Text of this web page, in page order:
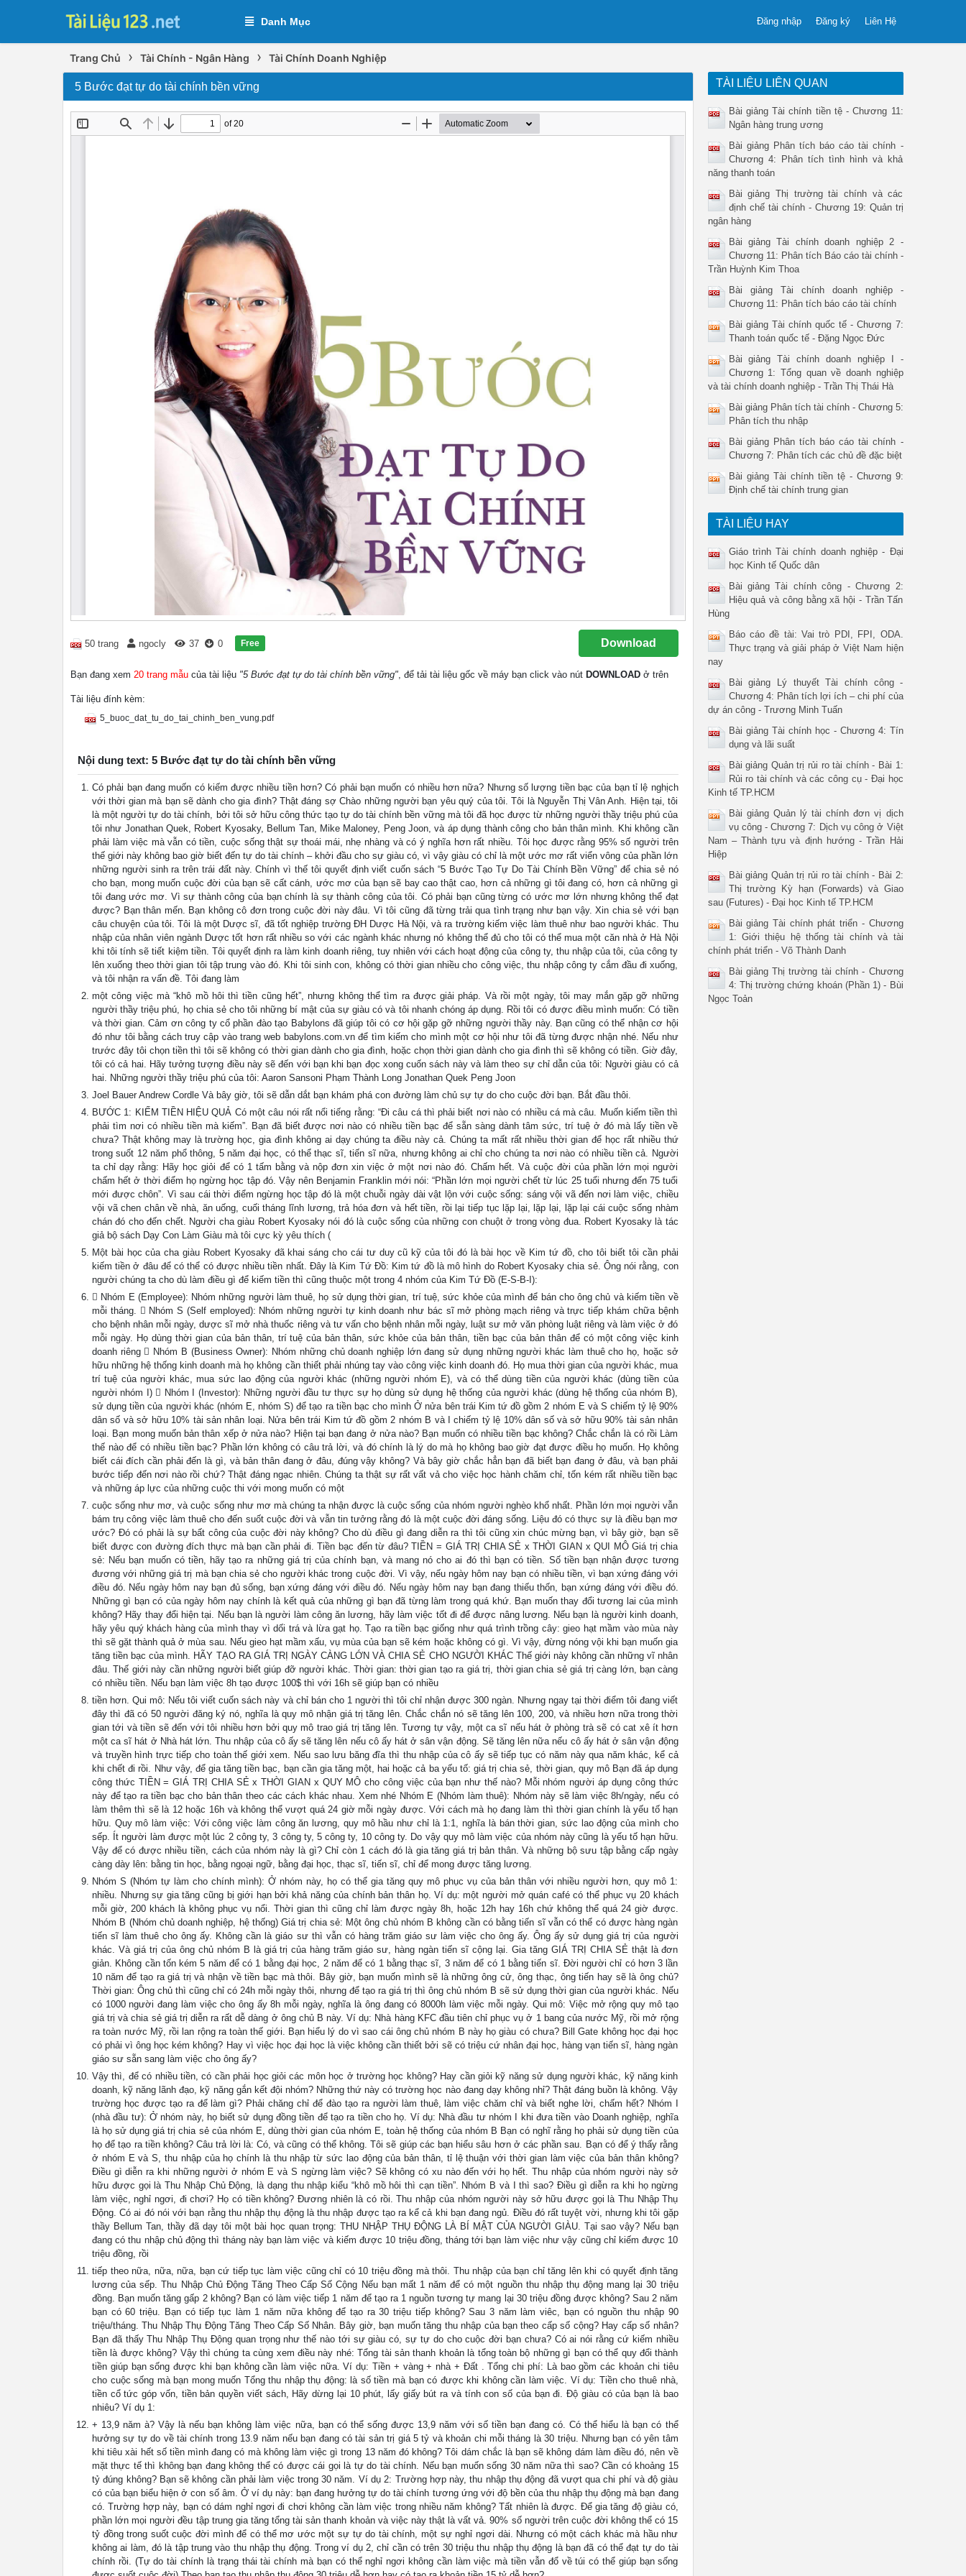
Danh Mục Liên Hệ
Đăng ký
Đăng nhập
Trang Chủ › Tài Chính - Ngân Hàng › Tài Chính Doanh Nghiệp
5 Bước đạt tự do tài chính bền vững
50 trang ngocly 37 0 Free Download
Bạn đang xem 20 trang mẫu của tài liệu "5 Bước đạt tự do tài chính bền vững", để tải tài liệu gốc về máy bạn click vào nút DOWNLOAD ở trên
Tài liệu đính kèm:
5_buoc_dat_tu_do_tai_chinh_ben_vung.pdf
Nội dung text: 5 Bước đạt tự do tài chính bền vững
Có phải bạn đang muốn có kiếm được nhiều tiền hơn? Có phải bạn muốn có nhiều hơn nữa? Nhưng số lượng tiền bạc của bạn tỉ lệ nghịch
với thời gian mà bạn sẽ dành cho gia đình? Thật đáng sợ Chào những người bạn yêu quý của tôi. Tôi là Nguyễn Thị Vân Anh. Hiện tại, tôi
là một người tự do tài chính, bởi tôi sở hữu công thức tạo tự do tài chính bền vững mà tôi đã học được từ những người thầy triệu phú của
tôi như Jonathan Quek, Robert Kyosaky, Bellum Tan, Mike Maloney, Peng Joon, và áp dụng thành công cho bản thân mình. Khi không cần
phải làm việc mà vẫn có tiền, cuộc sống thật sự thoái mái, nhẹ nhàng và có ý nghĩa hơn rất nhiều. Tôi học được rằng 95% số người trên
thế giới này không bao giờ biết đến tự do tài chính – khởi đầu cho sự giàu có, vì vậy giàu có chỉ là một ước mơ rất viển vông của phần lớn
những người sinh ra trên trái đất này. Chính vì thế tôi quyết định viết cuốn sách “5 Bước Tạo Tự Do Tài Chính Bền Vững” để chia sẻ nó
cho bạn, mong muốn cuộc đời của bạn sẽ cất cánh, ước mơ của bạn sẽ bay cao thật cao, hơn cả những gì tôi đang có, hơn cả những gì
tôi đang ước mơ. Vì sự thành công của bạn chính là sự thành công của tôi. Có phải bạn cũng từng có ước mơ lớn nhưng không thể đạt
được? Bạn thân mến. Bạn không cô đơn trong cuộc đời này đâu. Vì tôi cũng đã từng trải qua tình trạng như bạn vậy. Xin chia sẻ với bạn
câu chuyện của tôi. Tôi là một Dược sĩ, đã tốt nghiệp trường ĐH Dược Hà Nội, và ra trường kiếm việc làm thuê như bao người khác. Thu
nhập của nhân viên ngành Dược tốt hơn rất nhiều so với các ngành khác nhưng nó không thể đủ cho tôi có thể mua một căn nhà ở Hà Nội
khi tôi tính sẽ tiết kiệm tiền. Tôi quyết định ra làm kinh doanh riêng, tuy nhiên với cách hoạt động của công ty, thu nhập của tôi, của công ty
lên xuống theo thời gian tôi tập trung vào đó. Khi tôi sinh con, không có thời gian nhiều cho công việc, thu nhập công ty cắm đầu đi xuống,
và tôi nhận ra vấn đề. Tôi đang làm
một công việc mà “khô mồ hôi thì tiền cũng hết”, nhưng không thể tìm ra được giải pháp. Và rồi một ngày, tôi may mắn gặp gỡ những
người thầy triệu phú, họ chia sẻ cho tôi những bí mật của sự giàu có và tôi nhanh chóng áp dụng. Rồi tôi có được điều mình muốn: Có tiền
và thời gian. Cảm ơn công ty cổ phần đào tạo Babylons đã giúp tôi có cơ hội gặp gỡ những người thầy này. Bạn cũng có thể nhận cơ hội
đó như tôi bằng cách truy cập vào trang web babylons.com.vn để tìm kiếm cho mình một cơ hội như tôi đã từng được nhận nhé. Nếu như
trước đây tôi chọn tiền thì tôi sẽ không có thời gian dành cho gia đình, hoặc chọn thời gian dành cho gia đình thì sẽ không có tiền. Giờ đây,
tôi có cả hai. Hãy tưởng tượng điều này sẽ đến với bạn khi bạn đọc xong cuốn sách này và làm theo sự chỉ dẫn của tôi: Người giàu có cả
hai. Những người thầy triệu phú của tôi: Aaron Sansoni Phạm Thành Long Jonathan Quek Peng Joon
Joel Bauer Andrew Cordle Và bây giờ, tôi sẽ dẫn dắt bạn khám phá con đường làm chủ sự tự do cho cuộc đời bạn. Bắt đầu thôi.
BƯỚC 1: KIẾM TIỀN HIỆU QUẢ Có một câu nói rất nổi tiếng rằng: “Đi câu cá thì phải biết nơi nào có nhiều cá mà câu. Muốn kiếm tiền thì
phải tìm nơi có nhiều tiền mà kiếm”. Bạn đã biết được nơi nào có nhiều tiền bạc để sẵn sàng dành tâm sức, trí tuệ ở đó mà lấy tiền về
chưa? Thật không may là trường học, gia đình không ai dạy chúng ta điều này cả. Chúng ta mất rất nhiều thời gian để học rất nhiều thứ
trong suốt 12 năm phổ thông, 5 năm đại học, có thể thạc sĩ, tiến sĩ nữa, nhưng không ai chỉ cho chúng ta nơi nào có nhiều tiền cả. Người
ta chỉ dạy rằng: Hãy học giỏi để có 1 tấm bằng và nộp đơn xin việc ở một nơi nào đó. Chấm hết. Và cuộc đời của phần lớn mọi người
chấm hết ở thời điểm họ ngừng học tập đó. Vậy nên Benjamin Franklin mới nói: “Phần lớn mọi người chết từ lúc 25 tuổi nhưng đến 75 tuổi
mới được chôn”. Vì sau cái thời điểm ngừng học tập đó là một chuỗi ngày dài vật lộn với cuộc sống: sáng vội vã đến nơi làm việc, chiều
vội vã chen chân về nhà, ăn uống, cuối tháng lĩnh lương, trả hóa đơn và hết tiền, rồi lại tiếp tục lặp lại, lặp lại, lặp lại cái cuộc sống nhàm
chán đó cho đến chết. Người cha giàu Robert Kyosaky nói đó là cuộc sống của những con chuột ở trong vòng đua. Robert Kyosaky là tác
giả bộ sách Dạy Con Làm Giàu mà tôi cực kỳ yêu thích (
Một bài học của cha giàu Robert Kyosaky đã khai sáng cho cái tư duy cũ kỹ của tôi đó là bài học về Kim tứ đồ, cho tôi biết tôi cần phải
kiếm tiền ở đâu để có thể có được nhiều tiền nhất. Đây là Kim Tứ Đồ: Kim tứ đồ là mô hình do Robert Kyosaky chia sẻ. Ông nói rằng, con
người chúng ta cho dù làm điều gì để kiếm tiền thì cũng thuộc một trong 4 nhóm của Kim Tứ Đồ (E-S-B-I):
 Nhóm E (Employee): Nhóm những người làm thuê, họ sử dụng thời gian, trí tuệ, sức khỏe của mình để bán cho ông chủ và kiếm tiền về
mỗi tháng.  Nhóm S (Self employed): Nhóm những người tự kinh doanh như bác sĩ mở phòng mạch riêng và trực tiếp khám chữa bệnh
cho bệnh nhân mỗi ngày, dược sĩ mở nhà thuốc riêng và tư vấn cho bệnh nhân mỗi ngày, luật sư mở văn phòng luật riêng và làm việc ở đó
mỗi ngày. Họ dùng thời gian của bản thân, trí tuệ của bản thân, sức khỏe của bản thân, tiền bạc của bản thân để có một công việc kinh
doanh riêng  Nhóm B (Business Owner): Nhóm những chủ doanh nghiệp lớn đang sử dụng những người khác làm thuê cho họ, hoặc sở
hữu những hệ thống kinh doanh mà họ không cần thiết phải nhúng tay vào công việc kinh doanh đó. Họ mua thời gian của người khác, mua
trí tuệ của người khác, mua sức lao động của người khác (những người nhóm E), và có thể dùng tiền của người khác (dùng tiền của
người nhóm I)  Nhóm I (Investor): Những người đầu tư thực sự họ dùng sử dụng hệ thống của người khác (dùng hệ thống của nhóm B),
sử dụng tiền của người khác (nhóm E, nhóm S) để tạo ra tiền bạc cho mình Ở nửa bên trái Kim tứ đồ gồm 2 nhóm E và S chiếm tỷ lệ 90%
dân số và sở hữu 10% tài sản nhân loại. Nửa bên trái Kim tứ đồ gồm 2 nhóm B và I chiếm tỷ lệ 10% dân số và sở hữu 90% tài sản nhân
loại. Bạn mong muốn bản thân xếp ở nửa nào? Hiện tại bạn đang ở nửa nào? Bạn muốn có nhiều tiền bạc không? Chắc chắn là có rồi Làm
thế nào để có nhiều tiền bạc? Phần lớn không có câu trả lời, và đó chính là lý do mà họ không bao giờ đạt được điều họ muốn. Họ không
biết cái đích cần phải đến là gì, và bản thân đang ở đâu, đúng vậy không? Và bây giờ chắc hẳn bạn đã biết bạn đang ở đâu, và bạn phải
bước tiếp đến nơi nào rồi chứ? Thật đáng ngạc nhiên. Chúng ta thật sự rất vất vả cho việc học hành chăm chỉ, tốn kém rất nhiều tiền bạc
và những áp lực của những cuộc thi với mong muốn có một
cuộc sống như mơ, và cuộc sống như mơ mà chúng ta nhận được là cuộc sống của nhóm người nghèo khổ nhất. Phần lớn mọi người vẫn
bám trụ công việc làm thuê cho đến suốt cuộc đời và vẫn tin tưởng rằng đó là một cuộc đời đáng sống. Liệu đó có thực sự là điều bạn mơ
ước? Đó có phải là sự bất công của cuộc đời này không? Cho dù điều gì đang diễn ra thì tôi cũng xin chúc mừng bạn, vì bây giờ, bạn sẽ
biết được con đường đích thực mà bạn cần phải đi. Tiền bạc đến từ đâu? TIỀN = GIÁ TRỊ CHIA SẺ x THỜI GIAN x QUI MÔ Giá trị chia
sẻ: Nếu bạn muốn có tiền, hãy tạo ra những giá trị của chính bạn, và mang nó cho ai đó thì bạn có tiền. Số tiền bạn nhận được tương
đương với những giá trị mà bạn chia sẻ cho người khác trong cuộc đời. Vì vậy, nếu ngày hôm nay bạn có nhiều tiền, vì bạn xứng đáng với
điều đó. Nếu ngày hôm nay bạn đủ sống, bạn xứng đáng với điều đó. Nếu ngày hôm nay bạn đang thiếu thốn, bạn xứng đáng với điều đó.
Những gì bạn có của ngày hôm nay chính là kết quả của những gì bạn đã từng làm trong quá khứ. Bạn muốn thay đổi tương lai của mình
không? Hãy thay đổi hiện tại. Nếu bạn là người làm công ăn lương, hãy làm việc tốt đi để được nâng lương. Nếu bạn là người kinh doanh,
hãy yêu quý khách hàng của mình thay vì dối trá và lừa gạt họ. Tạo ra tiền bạc giống như quá trình trồng cây: gieo hạt mầm vào mùa này
thì sẽ gặt thành quả ở mùa sau. Nếu gieo hạt mầm xấu, vụ mùa của bạn sẽ kém hoặc không có gì. Vì vậy, đừng nóng vội khi bạn muốn gia
tăng tiền bạc của mình. HÃY TẠO RA GIÁ TRỊ NGÀY CÀNG LỚN VÀ CHIA SẺ CHO NGƯỜI KHÁC Thế giới này không cần những vĩ nhân
đâu. Thế giới này cần những người biết giúp đỡ người khác. Thời gian: thời gian tạo ra giá trị, thời gian chia sẻ giá trị càng lớn, bạn càng
có nhiều tiền. Nếu bạn làm việc 8h tạo được 100$ thì với 16h sẽ giúp bạn có nhiều
tiền hơn. Qui mô: Nếu tôi viết cuốn sách này và chỉ bán cho 1 người thì tôi chỉ nhận được 300 ngàn. Nhưng ngay tại thời điểm tôi đang viết
đây thì đã có 50 người đăng ký nó, nghĩa là quy mô nhận giá trị tăng lên. Chắc chắn nó sẽ tăng lên 100, 200, và nhiều hơn nữa trong thời
gian tới và tiền sẽ đến với tôi nhiều hơn bởi quy mô trao giá trị tăng lên. Tương tự vậy, một ca sĩ nếu hát ở phòng trà sẽ có cat xê ít hơn
một ca sĩ hát ở Nhà hát lớn. Thu nhập của cô ấy sẽ tăng lên nếu cô ấy hát ở sân vận động. Sẽ tăng lên nữa nếu cô ấy hát ở sân vận động
và truyền hình trực tiếp cho toàn thế giới xem. Nếu sao lưu băng đĩa thì thu nhập của cô ấy sẽ tiếp tục có năm này qua năm khác, kể cả
khi chết đi rồi. Như vậy, để gia tăng tiền bạc, bạn cần gia tăng một, hai hoặc cả ba yếu tố: giá trị chia sẻ, thời gian, quy mô Bạn đã áp dụng
công thức TIỀN = GIÁ TRỊ CHIA SẺ x THỜI GIAN x QUY MÔ cho công việc của bạn như thế nào? Mỗi nhóm người áp dụng công thức
này để tạo ra tiền bạc cho bản thân theo các cách khác nhau. Xem nhé Nhóm E (Nhóm làm thuê): Nhóm này sẽ làm việc 8h/ngày, nếu có
làm thêm thì sẽ là 12 hoặc 16h và không thể vượt quá 24 giờ mỗi ngày được. Với cách mà họ đang làm thì thời gian chính là yếu tố hạn
hữu. Quy mô làm việc: Với công việc làm công ăn lương, quy mô hầu như chỉ là 1:1, nghĩa là bán thời gian, sức lao động của mình cho
sếp. Ít người làm được một lúc 2 công ty, 3 công ty, 5 công ty, 10 công ty. Do vậy quy mô làm việc của nhóm này cũng là yếu tố hạn hữu.
Vậy để có được nhiều tiền, cách của nhóm này là gì? Chỉ còn 1 cách đó là gia tăng giá trị bản thân. Và những bộ sưu tập bằng cấp ngày
càng dày lên: bằng tin học, bằng ngoại ngữ, bằng đại học, thạc sĩ, tiến sĩ, chỉ để mong được tăng lương.
Nhóm S (Nhóm tự làm cho chính mình): Ở nhóm này, họ có thể gia tăng quy mô phục vụ của bản thân với nhiều người hơn, quy mô 1:
nhiều. Nhưng sự gia tăng cũng bị giới hạn bởi khả năng của chính bản thân họ. Ví dụ: một người mở quán café có thể phục vụ 20 khách
mỗi giờ, 200 khách là không phục vụ nổi. Thời gian thì cũng chỉ làm được ngày 8h, hoặc 12h hay 16h chứ không thể quá 24 giờ được.
Nhóm B (Nhóm chủ doanh nghiệp, hệ thống) Giá trị chia sẻ: Một ông chủ nhóm B không cần có bằng tiến sĩ vẫn có thể có được hàng ngàn
tiến sĩ làm thuê cho ông ấy. Không cần là giáo sư thì vẫn có hàng trăm giáo sư làm việc cho ông ấy. Ông ấy sử dụng giá trị của người
khác. Và giá trị của ông chủ nhóm B là giá trị của hàng trăm giáo sư, hàng ngàn tiến sĩ cộng lại. Gia tăng GIÁ TRỊ CHIA SẺ thật là đơn
giản. Không cần tốn kém 5 năm để có 1 bằng đại học, 2 năm để có 1 bằng thạc sĩ, 3 năm để có 1 bằng tiến sĩ. Đời người chỉ có hơn 3 lần
10 năm để tạo ra giá trị và nhận về tiền bạc mà thôi. Bây giờ, bạn muốn mình sẽ là những ông cử, ông thạc, ông tiến hay sẽ là ông chủ?
Thời gian: Ông chủ thì cũng chỉ có 24h mỗi ngày thôi, nhưng để tạo ra giá trị thì ông chủ nhóm B sẽ sử dụng thời gian của người khác. Nếu
có 1000 người đang làm việc cho ông ấy 8h mỗi ngày, nghĩa là ông đang có 8000h làm việc mỗi ngày. Qui mô: Việc mở rộng quy mô tạo
giá trị và chia sẻ giá trị diễn ra rất dễ dàng ở ông chủ B này. Ví dụ: Nhà hàng KFC đầu tiên chỉ phục vụ ở 1 bang của nước Mỹ, rồi mở rộng
ra toàn nước Mỹ, rồi lan rộng ra toàn thế giới. Bạn hiểu lý do vì sao cái ông chủ nhóm B này họ giàu có chưa? Bill Gate không học đại học
có phải vì ông học kém không? Hay vì việc học đại học là việc không cần thiết bởi sẽ có triệu cứ nhân đại học, hàng vạn tiến sĩ, hàng ngàn
giáo sư sẵn sang làm việc cho ông ấy?
Vậy thì, để có nhiều tiền, có cần phải học giỏi các môn học ở trường học không? Hay cần giỏi kỹ năng sử dụng người khác, kỹ năng kinh
doanh, kỹ năng lãnh đạo, kỹ năng gắn kết đội nhóm? Những thứ này có trường học nào đang dạy không nhỉ? Thật đáng buồn là không. Vậy
trường học được tạo ra để làm gì? Phải chăng chỉ để đào tạo ra người làm thuê, làm việc chăm chỉ và biết nghe lời, chấm hết? Nhóm I
(nhà đầu tư): Ở nhóm này, họ biết sử dụng đồng tiền để tạo ra tiền cho họ. Ví dụ: Nhà đầu tư nhóm I khi đưa tiền vào Doanh nghiệp, nghĩa
là họ sử dụng giá trị chia sẻ của nhóm E, dùng thời gian của nhóm E, toàn hệ thống của nhóm B Bạn có nghĩ rằng họ phải sử dụng tiền của
họ để tạo ra tiền không? Câu trả lời là: Có, và cũng có thể không. Tôi sẽ giúp các bạn hiểu sâu hơn ở các phần sau. Bạn có để ý thấy rằng
ở nhóm E và S, thu nhập của họ chính là thu nhập từ sức lao động của bản thân, tỉ lệ thuận với thời gian làm việc của bản thân không?
Điều gì diễn ra khi những người ở nhóm E và S ngừng làm việc? Sẽ không có xu nào đến với họ hết. Thu nhập của nhóm người này sở
hữu được gọi là Thu Nhập Chủ Động, là dạng thu nhập kiểu “khô mồ hôi thì cạn tiền”. Nhóm B và I thì sao? Điều gì diễn ra khi họ ngừng
làm việc, nghỉ ngơi, đi chơi? Họ có tiền không? Đương nhiên là có rồi. Thu nhập của nhóm người này sở hữu được gọi là Thu Nhập Thụ
Động. Có ai đó nói với bạn rằng thu nhập thụ động là thu nhập được tạo ra kể cả khi bạn đang ngủ. Điều đó rất tuyệt vời, nhưng khi tôi gặp
thầy Bellum Tan, thầy đã dạy tôi một bài học quan trọng: THU NHẬP THỤ ĐỘNG LÀ BÍ MẬT CỦA NGƯỜI GIÀU. Tại sao vậy? Nếu bạn
đang có thu nhập chủ động thì tháng này bạn làm việc và kiếm được 10 triệu đồng, tháng tới bạn làm việc như vậy cũng chỉ kiếm được 10
triệu đồng, rồi
tiếp theo nữa, nữa, nữa, bạn cứ tiếp tục làm việc cũng chỉ có 10 triệu đồng mà thôi. Thu nhập của bạn chỉ tăng lên khi có quyết định tăng
lương của sếp. Thu Nhập Chủ Động Tăng Theo Cấp Số Cộng Nếu bạn mất 1 năm để có một nguồn thu nhập thụ động mang lại 30 triệu
đồng. Bạn muốn tăng gấp 2 không? Bạn có làm việc tiếp 1 năm để tạo ra 1 nguồn tương tự mang lại 30 triệu đồng được không? Sau 2 năm
bạn có 60 triệu. Bạn có tiếp tục làm 1 năm nữa không để tạo ra 30 triệu tiếp không? Sau 3 năm làm viêc, bạn có nguồn thu nhập 90
triệu/tháng. Thu Nhập Thụ Động Tăng Theo Cấp Số Nhân. Bây giờ, bạn muốn tăng thu nhập của bạn theo cấp số cộng? Hay cấp số nhân?
Bạn đã thấy Thu Nhập Thụ Động quan trọng như thế nào tới sự giàu có, sự tự do cho cuộc đời bạn chưa? Có ai nói rằng cứ kiếm nhiều
tiền là được không? Vậy thì chúng ta cùng xem điều này nhé: Tổng tài sản thanh khoản là tổng toàn bộ những gì bạn có thể quy đổi thành
tiền giúp bạn sống được khi bạn không cần làm việc nữa. Ví dụ: Tiền + vàng + nhà + Đất . Tổng chi phí: Là bao gồm các khoản chi tiêu
cho cuộc sống mà bạn mong muốn Tổng thu nhập thụ động: là số tiền mà bạn có được khi không cần làm việc. Ví dụ: Tiền cho thuê nhà,
tiền cổ tức góp vốn, tiền bản quyền viết sách, Hãy dừng lại 10 phút, lấy giấy bút ra và tính con số của bạn đi. Độ giàu có của bạn là bao
nhiêu? Ví dụ 1:
+ 13,9 năm à? Vậy là nếu bạn không làm việc nữa, bạn có thể sống được 13,9 năm với số tiền bạn đang có. Có thể hiểu là bạn có thể
hưởng sự tự do về tài chính trong 13.9 năm nếu bạn đang có tài sản trị giá 5 tỷ và khoản chi mỗi tháng là 30 triệu. Nhưng bạn có yên tâm
khi tiêu xài hết số tiền mình đang có mà không làm việc gì trong 13 năm đó không? Tôi dám chắc là bạn sẽ không dám làm điều đó, nên về
mặt thực tế thì không bạn đang không thể có được cái gọi là tự do tài chính. Nếu bạn muốn sống 30 năm nữa thì sao? Cần có khoảng 15
tỷ đúng không? Bạn sẽ không cần phải làm việc trong 30 năm. Ví dụ 2: Trường hợp này, thu nhập thụ động đã vượt qua chi phí và độ giàu
có của bạn biểu hiện ở con số âm. Ở ví dụ này: bạn đang hưởng tự do tài chính tương ứng với độ bền của thu nhập thụ động mà bạn đang
có. Trường hợp này, bạn có dám nghỉ ngơi đi chơi không cần làm việc trong nhiều năm không? Tất nhiên là được. Để gia tăng độ giàu có,
phần lớn mọi người đều tập trung gia tăng tổng tài sản thanh khoản và việc này thật là vất vả. 90% số người trên cuộc đời không thể có 15
tỷ đồng trong suốt cuộc đời mình để có thể mơ ước một sự tự do tài chính, một sự nghỉ ngơi dài. Nhưng có một cách khác mà hầu như
không ai làm, đó là tập trung vào thu nhập thụ động. Trong ví dụ 2, chỉ cần có trên 30 triệu thu nhập thụ động là bạn đã có thể đạt tự do tài
chính rồi. (Tự do tài chính là trạng thái tài chính mà bạn có thể nghỉ ngơi không cần làm việc mà tiền vẫn đổ về túi có thể giúp bạn sống
TÀI LIỆU LIÊN QUAN
Bài giảng Tài chính tiền tệ - Chương 11:
Ngân hàng trung ương
Bài giảng Phân tích báo cáo tài chính -
Chương 4: Phân tích tình hình và khả
năng thanh toán
Bài giảng Thị trường tài chính và các
định chế tài chính - Chương 19: Quản trị
ngân hàng
Bài giảng Tài chính doanh nghiệp 2 -
Chương 11: Phân tích Báo cáo tài chính -
Trần Huỳnh Kim Thoa
Bài giảng Tài chính doanh nghiệp -
Chương 11: Phân tích báo cáo tài chính
Bài giảng Tài chính quốc tế - Chương 7:
Thanh toán quốc tế - Đặng Ngọc Đức
Bài giảng Tài chính doanh nghiệp I -
Chương 1: Tổng quan về doanh nghiệp
và tài chính doanh nghiệp - Trần Thị Thái Hà
Bài giảng Phân tích tài chính - Chương 5:
Phân tích thu nhập
Bài giảng Phân tích báo cáo tài chính -
Chương 7: Phân tích các chủ đề đặc biệt
Bài giảng Tài chính tiền tệ - Chương 9:
Định chế tài chính trung gian
TÀI LIỆU HAY
Giáo trình Tài chính doanh nghiệp - Đại
học Kinh tế Quốc dân
Bài giảng Tài chính công - Chương 2:
Hiệu quả và công bằng xã hội - Trần Tấn
Hùng
Báo cáo đề tài: Vai trò PDI, FPI, ODA.
Thực trạng và giải pháp ở Việt Nam hiện
nay
Bài giảng Lý thuyết Tài chính công -
Chương 4: Phân tích lợi ích – chi phí của
dự án công - Trương Minh Tuấn
Bài giảng Tài chính học - Chương 4: Tín
dụng và lãi suất
Bài giảng Quản trị rủi ro tài chính - Bài 1:
Rủi ro tài chính và các công cụ - Đại học
Kinh tế TP.HCM
Bài giảng Quản lý tài chính đơn vị dịch
vụ công - Chương 7: Dịch vụ công ở Việt
Nam – Thành tựu và định hướng - Trần Hải
Hiệp
Bài giảng Quản trị rủi ro tài chính - Bài 2:
Thị trường Kỳ hạn (Forwards) và Giao
sau (Futures) - Đại học Kinh tế TP.HCM
Bài giảng Tài chính phát triển - Chương
1: Giới thiệu hệ thống tài chính và tài
chính phát triển - Võ Thành Danh
Bài giảng Thị trường tài chính - Chương
4: Thị trường chứng khoán (Phần 1) - Bùi
Ngọc Toản